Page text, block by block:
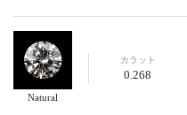
Natural
カラット
0.268